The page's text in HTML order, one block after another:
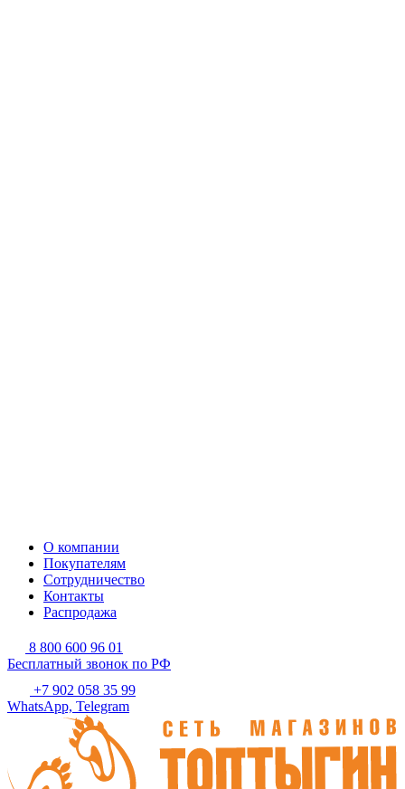
О компании
Покупателям
Сотрудничество
Контакты
Распродажа
8 800 600 96 01
Бесплатный звонок по РФ
+7 902 058 35 99
WhatsApp, Telegram